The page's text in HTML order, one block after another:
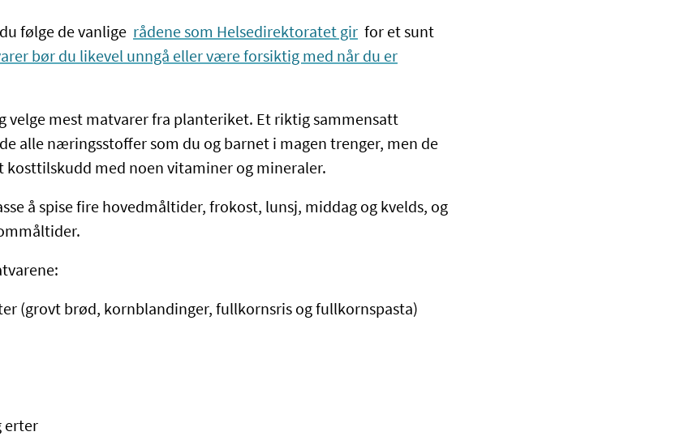
følge de vanlige rådene som Helsedirektoratet gir for et sunt
bør du likevel unngå eller være forsiktig med når du er
velge mest matvarer fra planteriket. Et riktig sammensatt
alle næringsstoffer som du og barnet i magen trenger, men de
kosttilskudd med noen vitaminer og mineraler.
å spise fire hovedmåltider, frokost, lunsj, middag og kvelds, og
(grovt brød, kornblandinger, fullkornsris og fullkornspasta)
erter